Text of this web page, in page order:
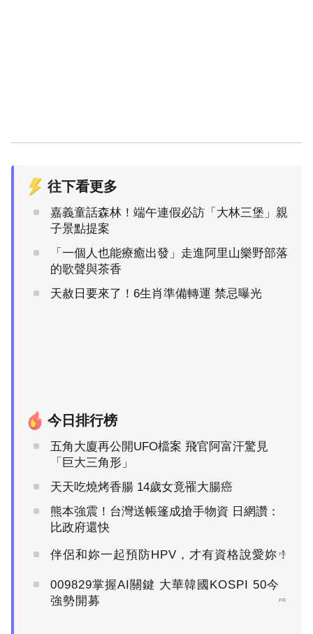
往下看更多
嘉義童話森林！端午連假必訪「大林三堡」親
子景點提案
「一個人也能療癒出發」走進阿里山樂野部落
的歌聲與茶香
天赦日要來了！6生肖準備轉運 禁忌曝光
今日排行榜
五角大廈再公開UFO檔案 飛官阿富汗驚見
「巨大三角形」
天天吃燒烤香腸 14歲女竟罹大腸癌
熊本強震！台灣送帳篷成搶手物資 日網讚：
比政府還快
伴侶和妳一起預防HPV，才有資格說愛妳！
PR
009829掌握AI關鍵 大華韓國KOSPI 50今
強勢開募
PR